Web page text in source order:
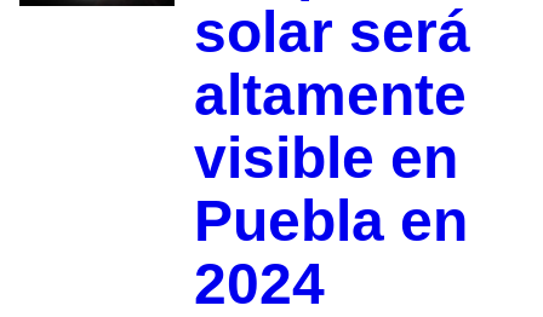
solar será
altamente
visible en
Puebla en
2024